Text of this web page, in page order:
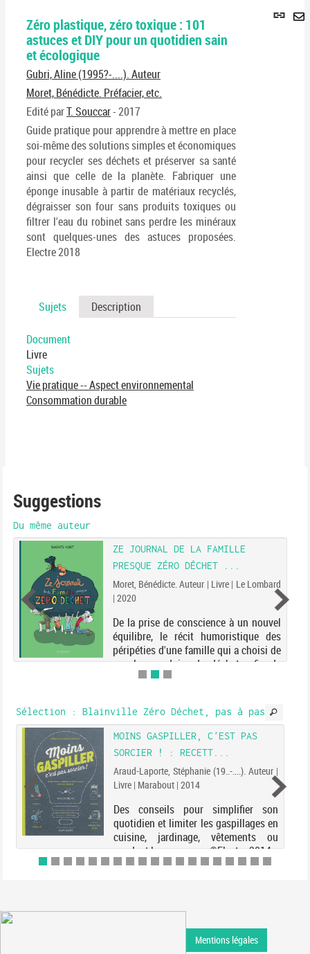
Lien
Zéro plastique, zéro toxique : 101
astuces et DIY pour un quotidien sain
et écologique
Gubri, Aline (1995?-....). Auteur
Moret, Bénédicte. Préfacier, etc.
Edité parT. Souccar- 2017
Guide pratique pour apprendre à mettre en place
soi-même des solutions simples et économiques
pour recycler ses déchets et préserver sa santé
ainsi que celle de la planète. Fabriquer une
éponge inusable à partir de matériaux recyclés,
dégraisser son four sans produits toxiques ou
filtrer l'eau du robinet sans perdre les minéraux
sont quelques-unes des astuces proposées.
Electre 2018
Sujets Description
Document
Livre
Sujets
Vie pratique -- Aspect environnemental
Consommation durable
Suggestions
Du même auteur
ZE JOURNAL DE LA FAMILLE
PRESQUE ZÉRO DÉCHET ...
Moret, Bénédicte. Auteur | Livre | Le Lombard
| 2020
De la prise de conscience à un nouvel
équilibre, le récit humoristique des
péripéties d'une famille qui a choisi de
ne plus produire de déchets afin de
limiter le gaspillage. Avec, en fin
rece...
Sélection : Blainville Zéro Déchet, pas à pas
MOINS GASPILLER, C'EST PAS
SORCIER ! : RECETT...
Araud-Laporte, Stéphanie (19..-....). Auteur |
Livre | Marabout | 2014
Des conseils pour simplifier son
quotidien et limiter les gaspillages en
cuisine, jardinage, vêtements ou
pendant les vacances. ©Electre 2014
Mentions légales